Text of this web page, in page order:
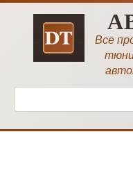
Перейти
Все
Поиск: